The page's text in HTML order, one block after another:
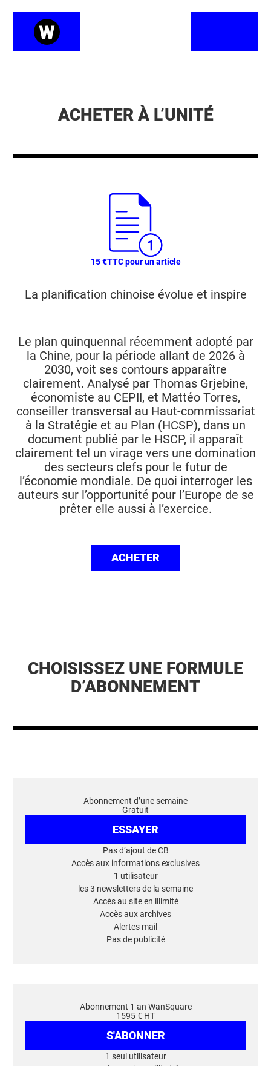
ACHETER À L’UNITÉ
15 €TTC pour un article
La planification chinoise évolue et inspire
Le plan quinquennal récemment adopté par
la Chine, pour la période allant de 2026 à
2030, voit ses contours apparaître
clairement. Analysé par Thomas Grjebine,
économiste au CEPII, et Mattéo Torres,
conseiller transversal au Haut-commissariat
à la Stratégie et au Plan (HCSP), dans un
document publié par le HSCP, il apparaît
clairement tel un virage vers une domination
des secteurs clefs pour le futur de
l’économie mondiale. De quoi interroger les
auteurs sur l’opportunité pour l’Europe de se
prêter elle aussi à l’exercice.
ACHETER
CHOISISSEZ UNE FORMULE
D’ABONNEMENT
Abonnement d’une semaine
Gratuit
ESSAYER
Pas d’ajout de CB
Accès aux informations exclusives
1 utilisateur
les 3 newsletters de la semaine
Accès au site en illimité
Accès aux archives
Alertes mail
Pas de publicité
Abonnement 1 an WanSquare
1595 € HT
S'ABONNER
1 seul utilisateur